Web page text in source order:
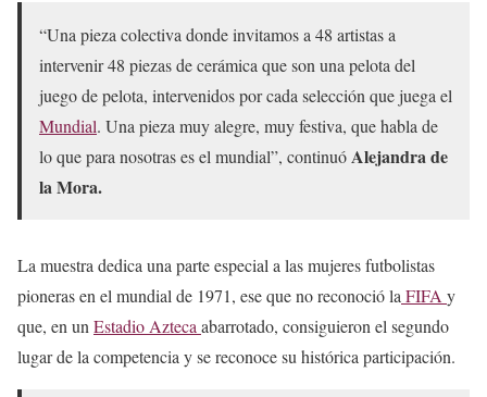
“Una pieza colectiva donde invitamos a 48 artistas a
intervenir 48 piezas de cerámica que son una pelota del
juego de pelota, intervenidos por cada selección que juega el
Mundial. Una pieza muy alegre, muy festiva, que habla de
lo que para nosotras es el mundial”, continuó Alejandra de
la Mora.
La muestra dedica una parte especial a las mujeres futbolistas
pioneras en el mundial de 1971, ese que no reconoció la FIFA y
que, en un Estadio Azteca abarrotado, consiguieron el segundo
lugar de la competencia y se reconoce su histórica participación.